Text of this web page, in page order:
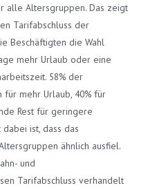
alle Altersgruppen. Das zeigt
Tarifabschluss der
Beschäftigten die Wahl
mehr Urlaub oder eine
58% der
für mehr Urlaub, 40% für
Rest für geringere
ist, dass das
ähnlich ausfiel.
und
Tarifabschluss verhandelt